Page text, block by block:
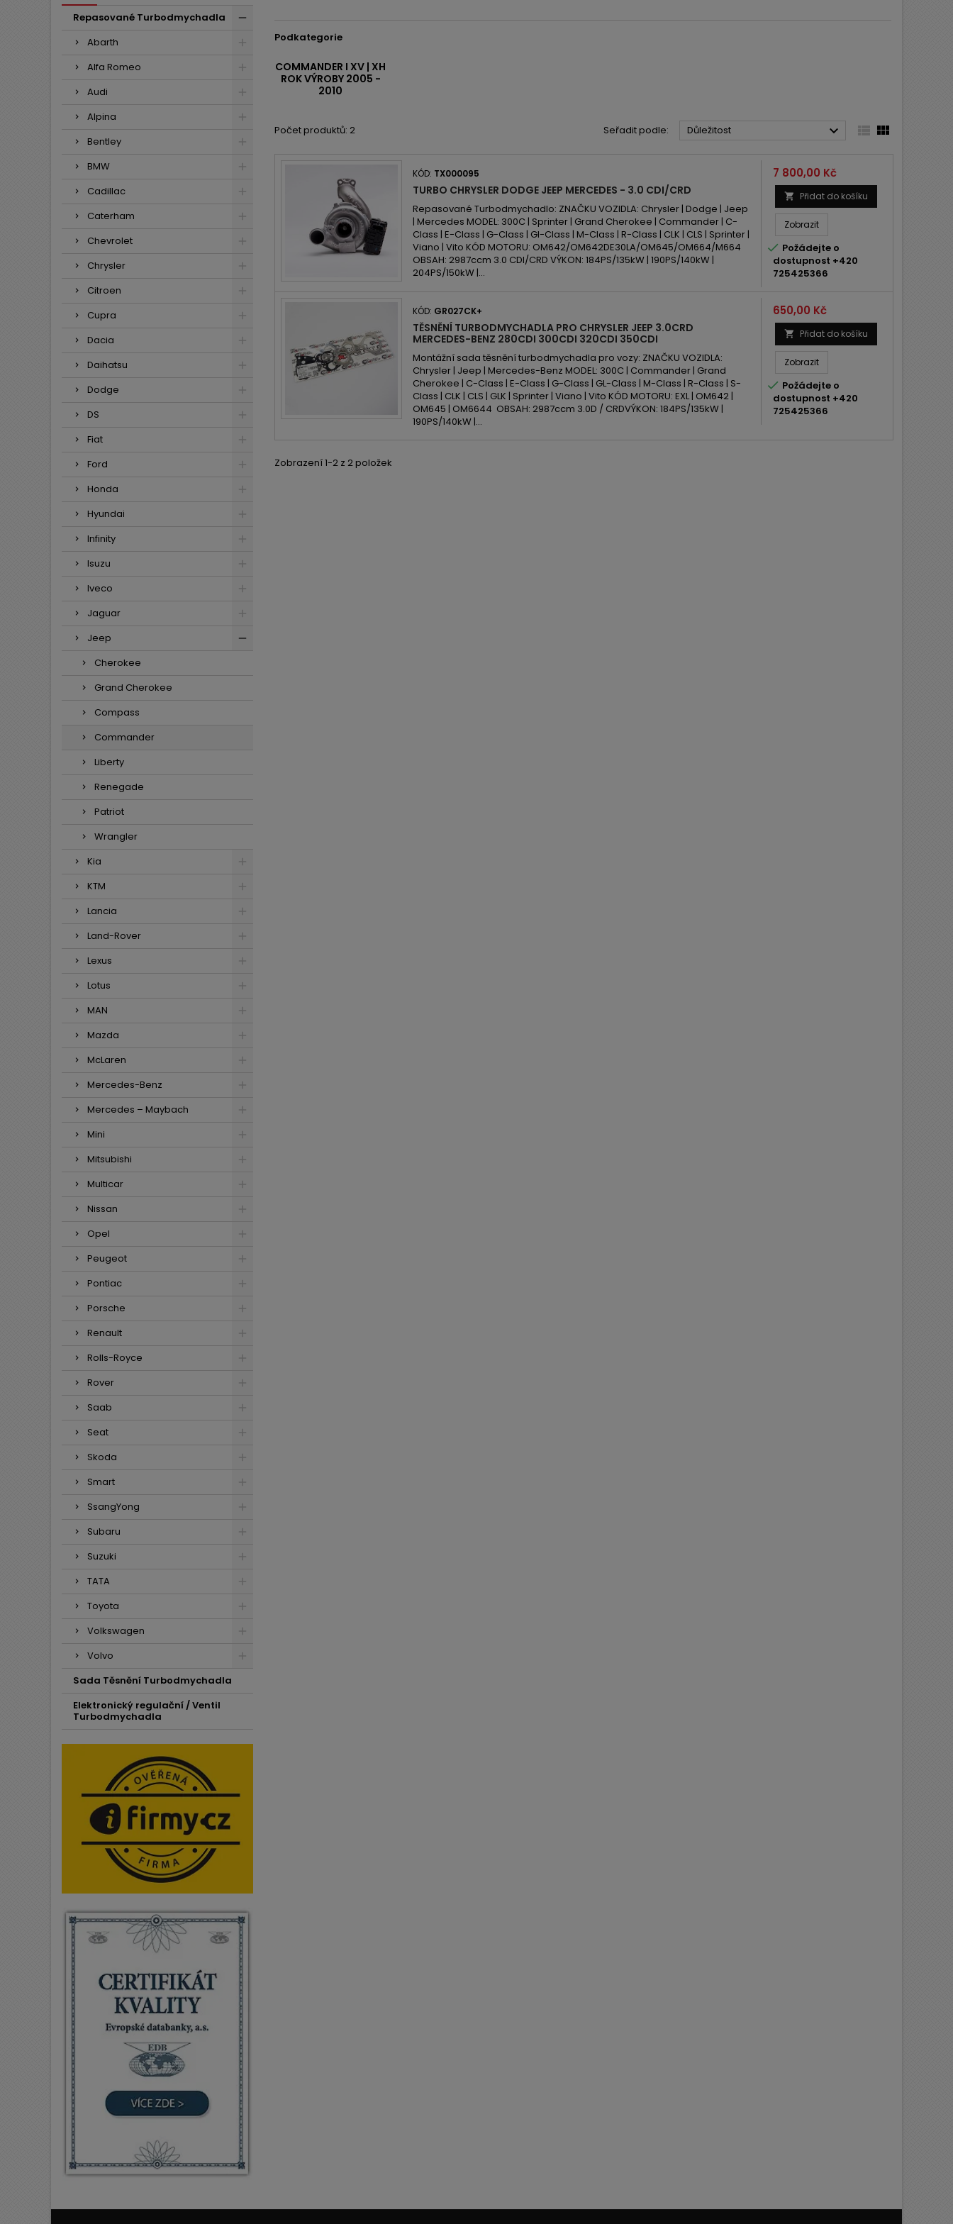
Repasované Turbodmychadla
Abarth
Alfa Romeo
Audi
Alpina
Bentley
BMW
Cadillac
Caterham
Chevrolet
Chrysler
Citroen
Cupra
Dacia
Daihatsu
Dodge
DS
Fiat
Ford
Honda
Hyundai
Infinity
Isuzu
Iveco
Jaguar
Jeep
Cherokee
Grand Cherokee
Compass
Commander
Liberty
Renegade
Patriot
Wrangler
Kia
KTM
Lancia
Land-Rover
Lexus
Lotus
MAN
Mazda
McLaren
Mercedes-Benz
Mercedes – Maybach
Mini
Mitsubishi
Multicar
Nissan
Opel
Peugeot
Pontiac
Porsche
Renault
Rolls-Royce
Rover
Saab
Seat
Skoda
Smart
SsangYong
Subaru
Suzuki
TATA
Toyota
Volkswagen
Volvo
Sada Těsnění Turbodmychadla
Elektronický regulační / Ventil
Turbodmychadla
Podkategorie
COMMANDER I XV | XH
ROK VÝROBY 2005 -
2010
Počet produktů: 2 Seřadit podle: Důležitost   
KÓD: TX000095
TURBO CHRYSLER DODGE JEEP MERCEDES - 3.0 CDI/CRD
Repasované Turbodmychadlo: ZNAČKU VOZIDLA: Chrysler | Dodge | Jeep
| Mercedes MODEL: 300C | Sprinter | Grand Cherokee | Commander | C-
Class | E-Class | G-Class | Gl-Class | M-Class | R-Class | CLK | CLS | Sprinter |
Viano | Vito KÓD MOTORU: OM642/OM642DE30LA/OM645/OM664/M664
OBSAH: 2987ccm 3.0 CDI/CRD VÝKON: 184PS/135kW | 190PS/140kW |
204PS/150kW |...
Cena
7 800,00 Kč
 Přidat do košíku
Zobrazit
 Požádejte o
dostupnost +420
725425366
KÓD: GR027CK+
TĚSNĚNÍ TURBODMYCHADLA PRO CHRYSLER JEEP 3.0CRD
MERCEDES-BENZ 280CDI 300CDI 320CDI 350CDI
Montážní sada těsnění turbodmychadla pro vozy: ZNAČKU VOZIDLA:
Chrysler | Jeep | Mercedes-Benz MODEL: 300C | Commander | Grand
Cherokee | C-Class | E-Class | G-Class | GL-Class | M-Class | R-Class | S-
Class | CLK | CLS | GLK | Sprinter | Viano | Vito KÓD MOTORU: EXL | OM642 |
OM645 | OM6644 OBSAH: 2987ccm 3.0D / CRDVÝKON: 184PS/135kW |
190PS/140kW |...
Cena
650,00 Kč
 Přidat do košíku
Zobrazit
 Požádejte o
dostupnost +420
725425366
Zobrazení 1-2 z 2 položek